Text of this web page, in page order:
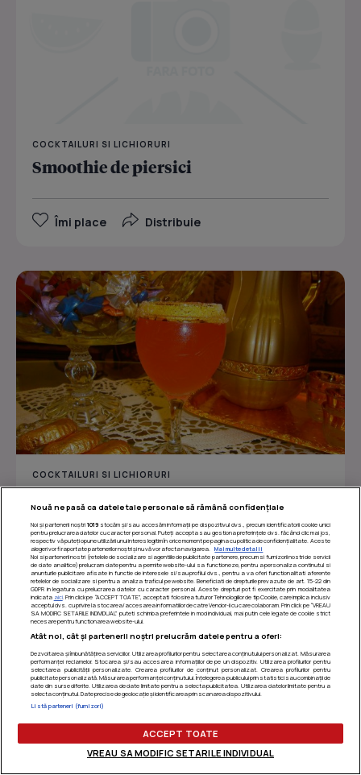
COCKTAILURI SI LICHIORURI
Smoothie de piersici
Îmi place Distribuie
COCKTAILURI SI LICHIORURI
Îmi place Distribuie
Nouă ne pasă ca datele tale personale să rămână confidențiale
Noi și partenerii noștri 1019stocăm și/sau accesăm informații pe dispozitivul dvs., precum identificatorii cookie unici
pentru prelucrarea datelor cu caracter personal. Puteți accepta sau gestiona preferințele dvs. făcând clic mai jos,
respectiv vă puteți opune utilizării unui interes legitim în orice moment pe pagina cu politica de confidențialitate. Aceste
alegeri vor fi raportate partenerilor noștri și nu vă vor afecta navigarea.
Mai multe detalii
Noi si partenerii nostri (retelele de socializare si agentiile de publicitate partenere, precum si furnizorii nostri de servicii
de date analitice) prelucram date pentru a permite website-ului sa functioneze, pentru a personaliza continutul si
anunturile publicitare afisate in functie de interesele si/sau profilul dvs., pentru a va oferi functionalitati aferente
retelelor de socializare si pentru a analiza traficul pe website. Beneficiati de drepturile prevazute de art. 15-22 din
GDPR in legatura cu prelucrarea datelor cu caracter personal. Aceste drepturi pot fi exercitate prin modalitatea
indicata aici. Prin click pe “ACCEPT TOATE”, acceptati folosirea tuturor Tehnologiilor de tip Cookie, care implica inclusiv
acceptul dvs. cu privire la stocarea/accesarea informatiilor de catre Vendor-ii cu care colaboram. Prin click pe “VREAU
SA MODIFIC SETARILE INDIVIDUAL” puteti schimba preferintele in mod individual, mai putin cele legate de cookie strict
necesare pentru functionarea website-ului.
Atât noi, cât și partenerii noștri prelucrăm datele pentru a oferi:
Dezvoltarea și îmbunătățirea serviciilor. Utilizarea profilurilor pentru selectarea conținutului personalizat. Măsurarea
performanței reclamelor. Stocarea și/sau accesarea informațiilor de pe un dispozitiv. Utilizarea profilurilor pentru
selectarea publicității personalizate. Crearea profilurilor de conținut personalizat. Crearea profilurilor pentru
publicitate personalizată. Măsurarea performanței conținutului. Înțelegerea publicului prin statistici sau combinații de
date din surse diferite. Utilizarea de date limitate pentru a selecta publicitatea. Utilizarea datelor limitate pentru a
selecta conținutul. Date precise de geolocație și identificarea prin scanarea dispozitivului.
Listă parteneri (furnizori)
ACCEPT TOATE
VREAU SA MODIFIC SETARILE INDIVIDUAL